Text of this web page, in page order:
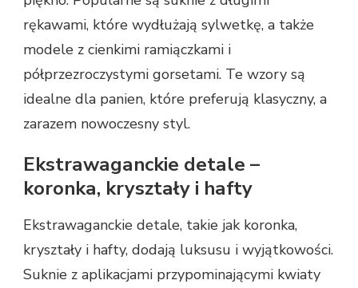
rękawami, które wydłużają sylwetkę, a także
modele z cienkimi ramiączkami i
półprzezroczystymi gorsetami. Te wzory są
idealne dla panien, które preferują klasyczny, a
zarazem nowoczesny styl.
Ekstrawaganckie detale –
koronka, kryształy i hafty
Ekstrawaganckie detale, takie jak koronka,
kryształy i hafty, dodają luksusu i wyjątkowości.
Suknie z aplikacjami przypominającymi kwiaty